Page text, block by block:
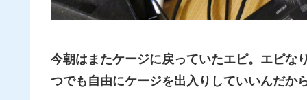
今朝はまたケージに戻っていたエピ。エピな
つでも自由にケージを出入りしていいんだから